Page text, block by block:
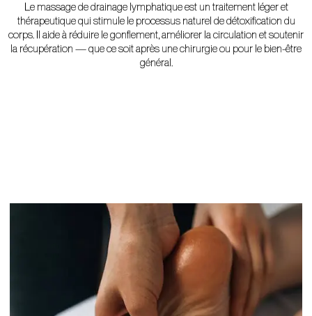
Le massage de drainage lymphatique est un traitement léger et
thérapeutique qui stimule le processus naturel de détoxification du
corps. Il aide à réduire le gonflement, améliorer la circulation et soutenir
la récupération — que ce soit après une chirurgie ou pour le bien-être
général.